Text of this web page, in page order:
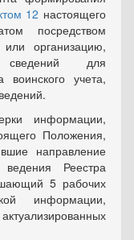
12 настоящего
посредством
организацию,
сведений для
учета,
информации,
Положения,
направление
Реестра
5 рабочих
информации,